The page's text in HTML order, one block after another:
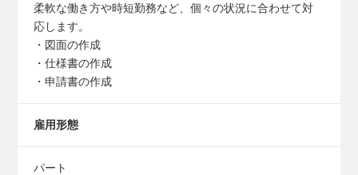
柔軟な働き方や時短勤務など、個々の状況に合わせて対
応します。
・図面の作成
・仕様書の作成
・申請書の作成
雇用形態
パート